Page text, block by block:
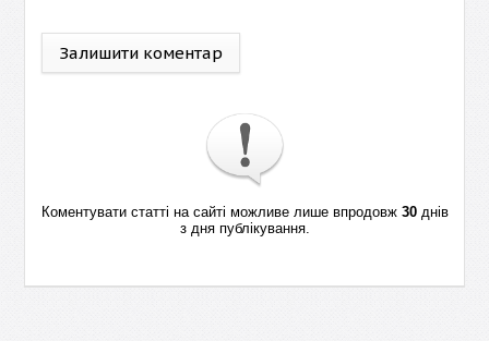
Залишити коментар
Коментувати статті на сайті можливе лише впродовж 30днів
з дня публікування.